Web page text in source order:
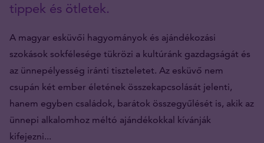
tippek és ötletek.
A magyar esküvői hagyományok és ajándékozási
szokások sokfélesége tükrözi a kultúránk gazdagságát és
az ünnepélyesség iránti tiszteletet. Az esküvő nem
csupán két ember életének összekapcsolását jelenti,
hanem egyben családok, barátok összegyűlését is, akik az
ünnepi alkalomhoz méltó ajándékokkal kívánják
kifejezni...